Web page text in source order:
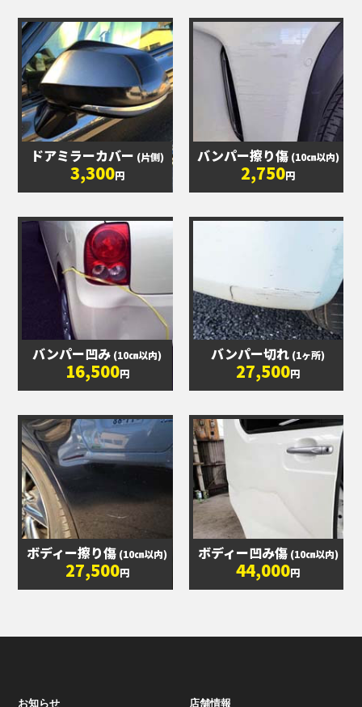
ドアミラーカバー (片側)
3,300円
バンパー擦り傷 (10㎝以内)
2,750円
バンパー凹み (10㎝以内)
16,500円
バンパー切れ (1ヶ所)
27,500円
ボディー擦り傷 (10㎝以内)
27,500円
ボディー凹み傷 (10㎝以内)
44,000円
お知らせ 店舗情報